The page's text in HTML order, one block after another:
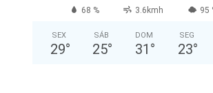
68 % 3.6kmh 95
SEX
29°
SÁB
25°
DOM
31 °
SEG
23°